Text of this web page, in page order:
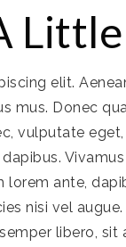
elit.
mus. Donec
vulputate
ante,
nisi vel
libero,